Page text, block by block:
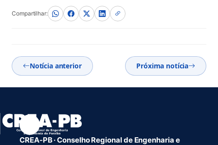
Compartilhar:
Notícia anterior Próxima notícia
CREA-PB · Conselho Regional de Engenharia e